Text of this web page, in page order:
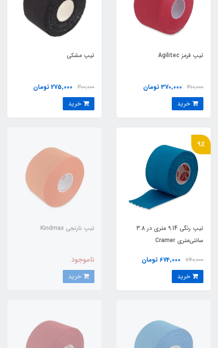
تیپ قرمز Agilitec
410,000 370,000 تومان
تیپ مشکی
300,000 275,000 تومان
9٪
تيپ رنگي 9.14 متری در 3.8
سانتی‌متری Cramer
740,000 674,000 تومان
تیپ نارنجی Kindmax
ناموجود